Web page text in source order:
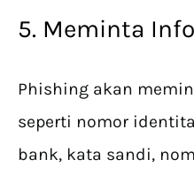
5. Meminta
Phishing akan
seperti nomor
bank, kata sandi,